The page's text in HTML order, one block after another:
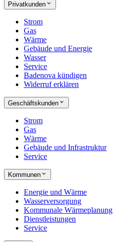
Privatkunden
Strom
Gas
Wärme
Gebäude und Energie
Wasser
Service
Badenova kündigen
Widerruf erklären
Geschäftskunden
Strom
Gas
Wärme
Gebäude und Infrastruktur
Service
Kommunen
Energie und Wärme
Wasserversorgung
Kommunale Wärmeplanung
Dienstleistungen
Service